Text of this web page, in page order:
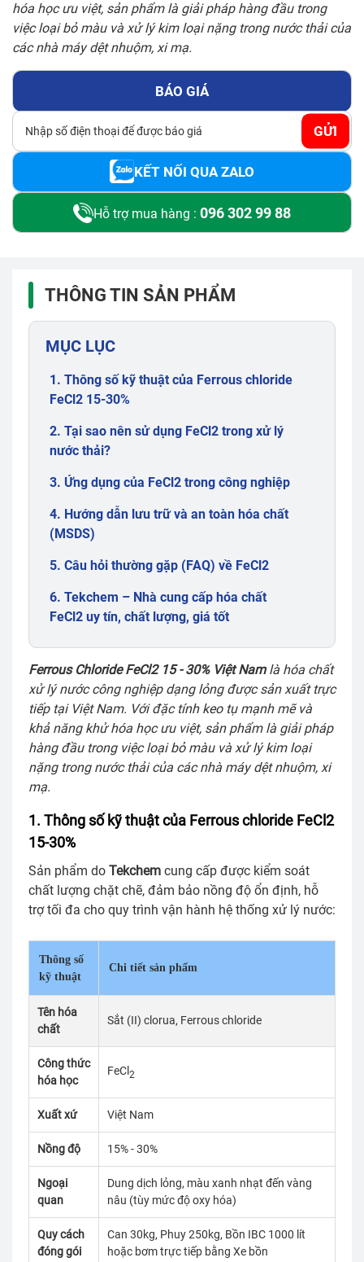
hóa học ưu việt, sản phẩm là giải pháp hàng đầu trong
việc loại bỏ màu và xử lý kim loại nặng trong nước thải của
các nhà máy dệt nhuộm, xi mạ.
BÁO GIÁ
GỬI
KẾT NỐI QUA ZALO
Hỗ trợ mua hàng : 096 302 99 88
THÔNG TIN SẢN PHẨM
MỤC LỤC
1. Thông số kỹ thuật của Ferrous chloride
FeCl2 15-30%
2. Tại sao nên sử dụng FeCl2 trong xử lý
nước thải?
3. Ứng dụng của FeCl2 trong công nghiệp
4. Hướng dẫn lưu trữ và an toàn hóa chất
(MSDS)
5. Câu hỏi thường gặp (FAQ) về FeCl2
6. Tekchem – Nhà cung cấp hóa chất
FeCl2 uy tín, chất lượng, giá tốt
Ferrous Chloride FeCl2 15 - 30% Việt Namlà hóa chất
xử lý nước công nghiệp dạng lỏng được sản xuất trực
tiếp tại Việt Nam. Với đặc tính keo tụ mạnh mẽ và
khả năng khử hóa học ưu việt, sản phẩm là giải pháp
hàng đầu trong việc loại bỏ màu và xử lý kim loại
nặng trong nước thải của các nhà máy dệt nhuộm, xi
mạ.
1. Thông số kỹ thuật của Ferrous chloride FeCl2
15-30%
Sản phẩm do Tekchem cung cấp được kiểm soát
chất lượng chặt chẽ, đảm bảo nồng độ ổn định, hỗ
trợ tối đa cho quy trình vận hành hệ thống xử lý nước:
Thông số
kỹ thuật
Chi tiết sản phẩm
Tên hóa
chất
Sắt (II) clorua, Ferrous chloride
Công thức
hóa học
FeCl 2
Xuất xứ Việt Nam
Nồng độ 15% - 30%
Ngoại
quan
Dung dịch lỏng, màu xanh nhạt đến vàng
nâu (tùy mức độ oxy hóa)
Quy cách
đóng gói
Can 30kg, Phuy 250kg, Bồn IBC 1000 lít
hoặc bơm trực tiếp bằng Xe bồn